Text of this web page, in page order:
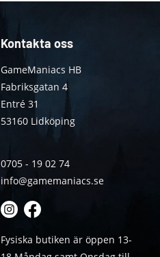
Kontakta oss
GameManiacs HB
Fabriksgatan 4
Entré 31
53160 Lidköping
0705 - 19 02 74
info@gamemaniacs.se
Fysiska butiken är öppen 13-